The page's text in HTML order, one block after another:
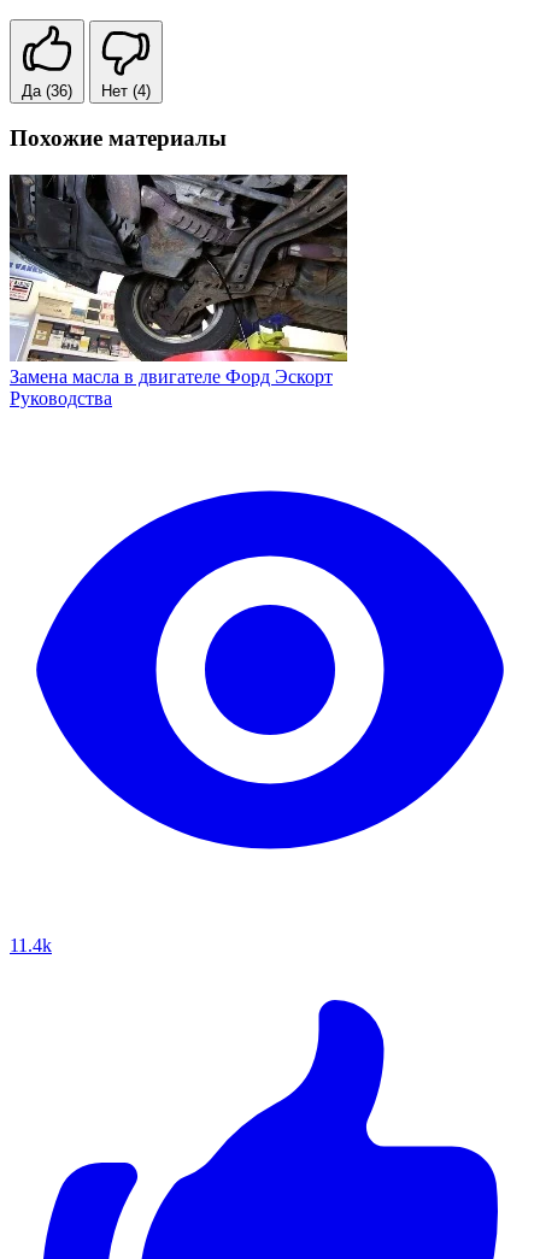
Да (36) Нет (4)
Похожие материалы
Замена масла в двигателе Форд Эскорт
Руководства
11.4k